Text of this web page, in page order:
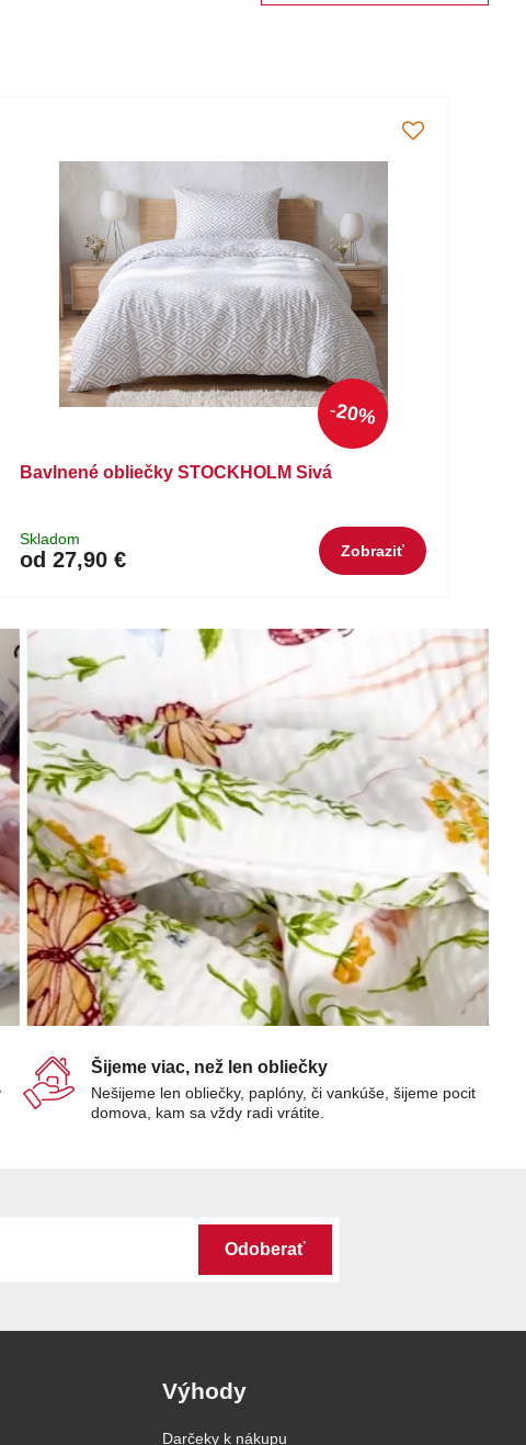
20%
Bavlnené obliečky STOCKHOLM Sivá
Skladom
od 27,90 € Zobraziť
Šijeme viac, než len obliečky
Nešijeme len obliečky, paplóny, či vankúše, šijeme pocit
domova, kam sa vždy radi vrátite.
Odoberať
Výhody
Darčeky k nákupu